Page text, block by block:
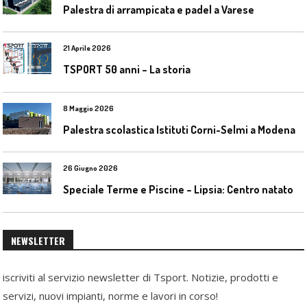
Palestra di arrampicata e padel a Varese
21 Aprile 2026
TSPORT 50 anni – La storia
8 Maggio 2026
Palestra scolastica Istituti Corni-Selmi a Modena
26 Giugno 2026
NEWSLETTER
iscriviti al servizio newsletter di Tsport. Notizie, prodotti e
servizi, nuovi impianti, norme e lavori in corso!